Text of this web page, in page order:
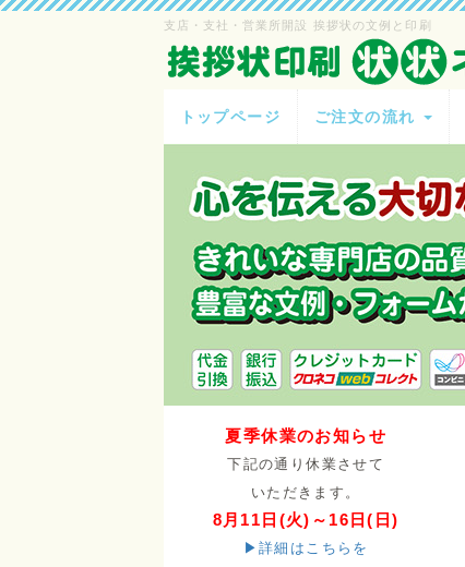
支店・支社・営業所開設 挨拶状の文例と印刷
トップページ ご注文の流れ
夏季休業のお知らせ
下記の通り休業させて
いただきます。
8月11日(火)～16日(日)
▶詳細はこちらを